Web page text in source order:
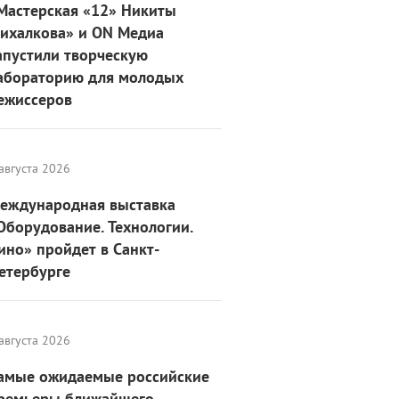
«12» Никиты
и ON Медиа
творческую
для молодых
2026
выставка
Технологии.
пройдет в Санкт-
2026
ожидаемые российские